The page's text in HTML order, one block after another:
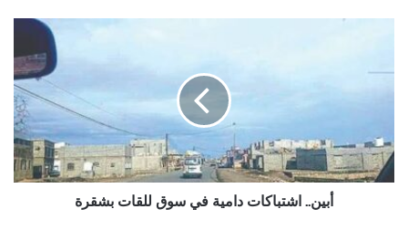
بشقرة
أبين.. اشتباكات دامية في سوق للقات بشقرة